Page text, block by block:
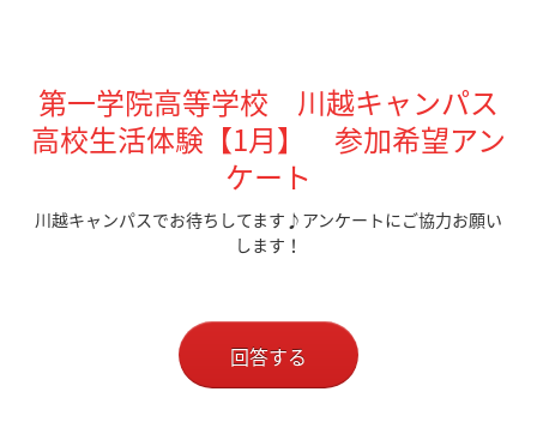
第一学院高等学校 川越キャンパス
高校生活体験【1月】 参加希望アン
ケート
川越キャンパスでお待ちしてます♪アンケートにご協力お願い
します！
回答する